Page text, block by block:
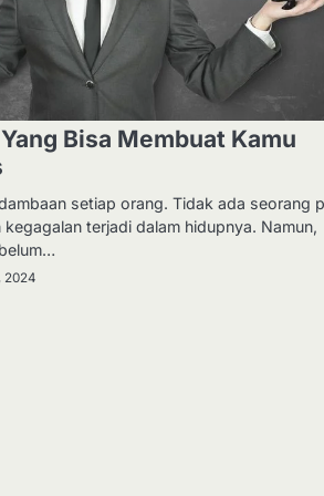
Bisa Membuat Kamu
setiap orang. Tidak ada seorang
terjadi dalam hidupnya. Namun,
2024